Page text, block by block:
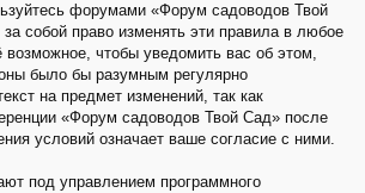
форумами «Форум садоводов Твой
собой право изменять эти правила в любое
чтобы уведомить вас об этом,
было бы разумным регулярно
на предмет изменений, так как
«Форум садоводов Твой Сад» после
условий означает ваше согласие с ними.
под управлением программного